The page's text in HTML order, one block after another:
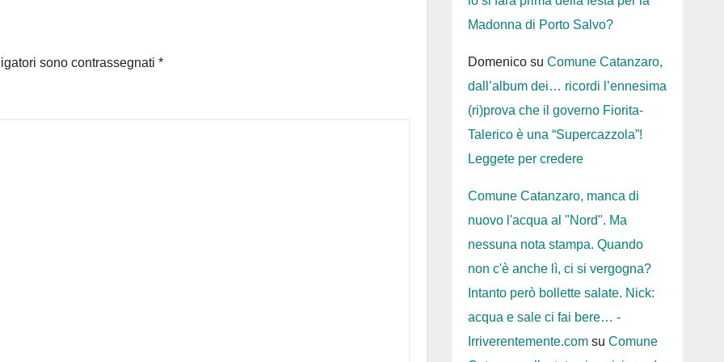
e
sono contrassegnati *
Madonna di Porto Salvo?
Domenicosu Comune Catanzaro,
dall’album dei… ricordi l’ennesima
(ri)prova che il governo Fiorita-
Talerico è una “Supercazzola”!
Leggete per credere
Comune Catanzaro, manca di
nuovo l'acqua al "Nord". Ma
nessuna nota stampa. Quando
non c'è anche lì, ci si vergogna?
Intanto però bollette salate. Nick:
acqua e sale ci fai bere… -
Irriverentemente.comsu Comune